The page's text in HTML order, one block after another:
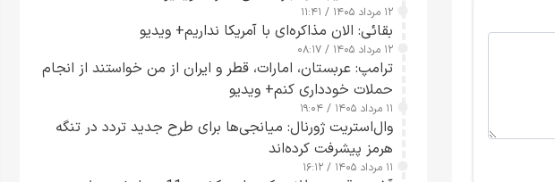
۱۲ مرداد ۱۴۰۵ / ۱۱:۴۱
بقائی: الان مذاکره‌ای با آمریکا نداریم+ ویدیو
۱۲ مرداد ۱۴۰۵ / ۰۸:۱۷
ترامپ: عربستان، امارات، قطر و ایران از من خواستند از انجام
حملات خودداری کنم+ ویدیو
۱۱ مرداد ۱۴۰۵ / ۱۹:۰۴
وال‌استریت ژورنال: میانجی‌ها برای طرح جدید تردد در تنگه
هرمز پیشرفت کرده‌اند
۱۱ مرداد ۱۴۰۵ / ۱۶:۱۲